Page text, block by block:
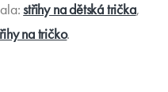
střihy na dětská trička,
na tričko.